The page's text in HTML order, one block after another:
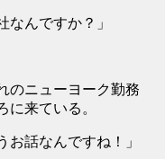
なんですか？」
のニューヨーク勤務
に来ている。
お話なんですね！」